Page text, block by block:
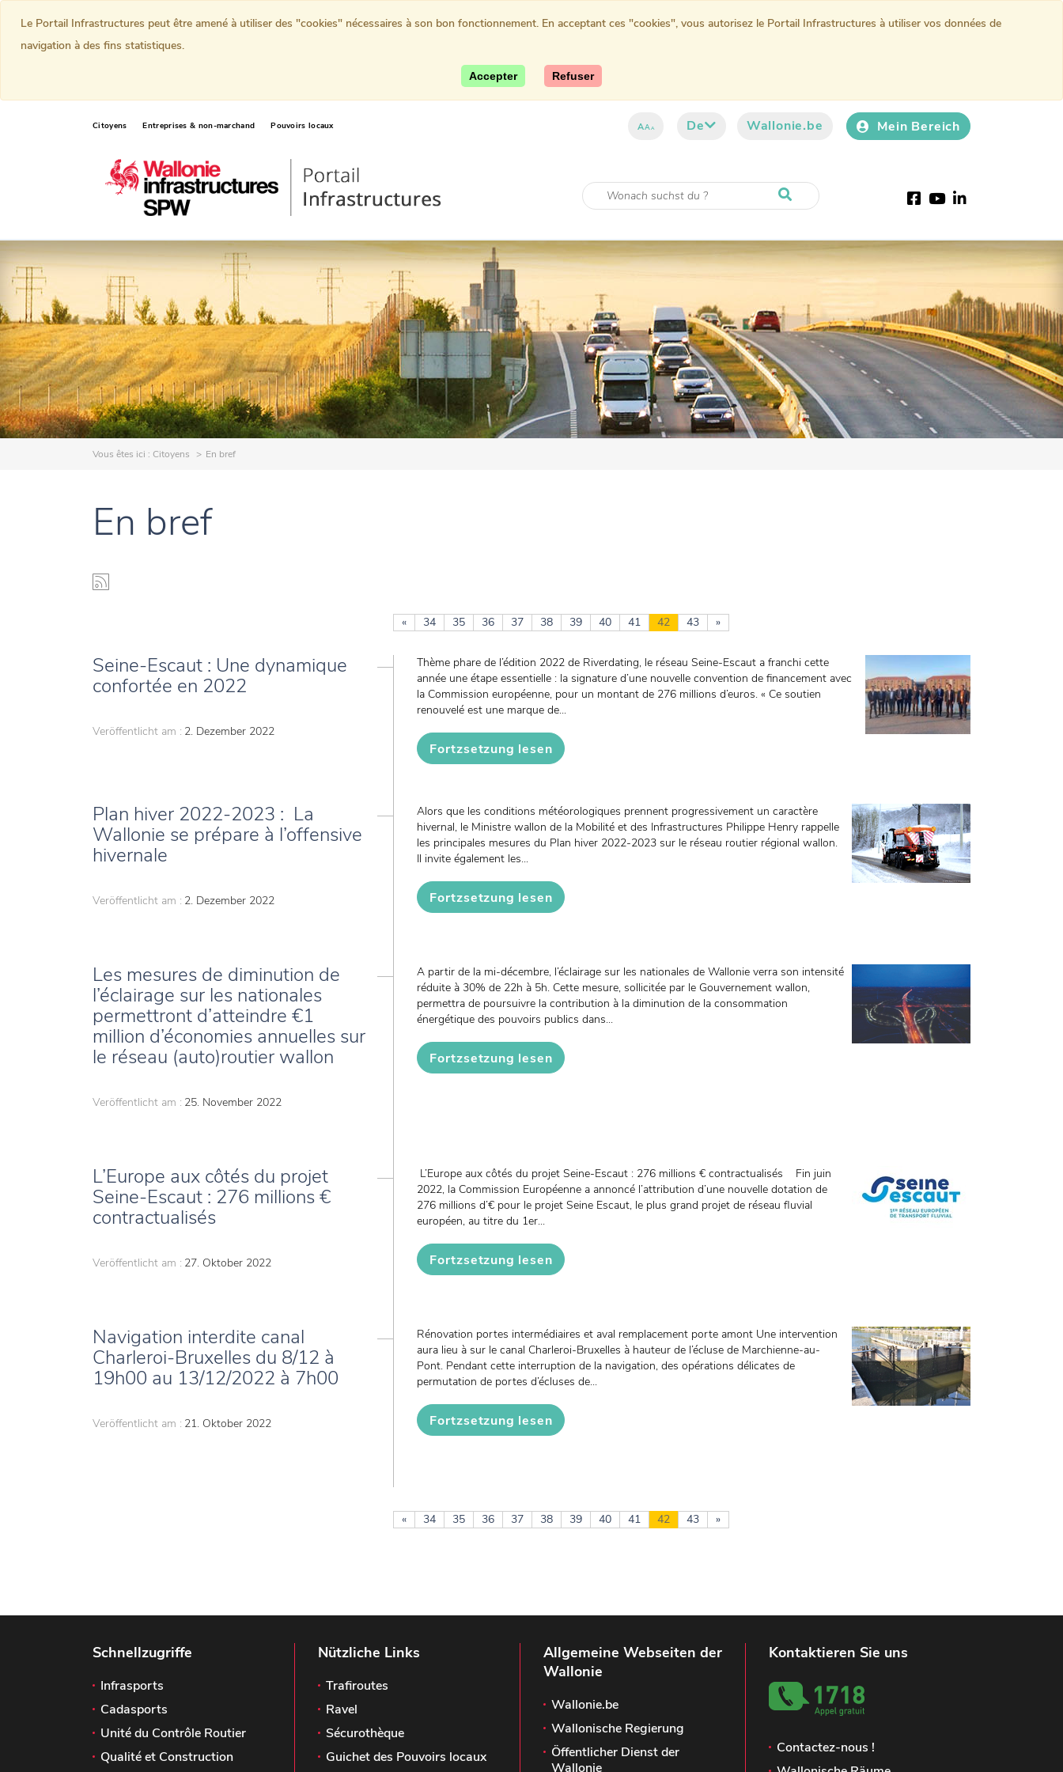
Citoyens Entreprises & non-marchand Pouvoirs locaux AAA De Wallonie.be Mein Bereich
Facebook
YoutubeLinkedIn
Vous êtes ici : Citoyens En bref
En bref
« 34 35 36 37 38 39 40 41 42 43 »
Seine-Escaut : Une dynamique
confortée en 2022
Veröffentlicht am : 2. Dezember 2022
Thème phare de l’édition 2022 de Riverdating, le réseau Seine-Escaut a franchi cette
année une étape essentielle : la signature d’une nouvelle convention de financement avec
la Commission européenne, pour un montant de 276 millions d’euros. « Ce soutien
renouvelé est une marque de...
Fortzsetzung lesen
Plan hiver 2022-2023 : La
Wallonie se prépare à l’offensive
hivernale
Veröffentlicht am : 2. Dezember 2022
Alors que les conditions météorologiques prennent progressivement un caractère
hivernal, le Ministre wallon de la Mobilité et des Infrastructures Philippe Henry rappelle
les principales mesures du Plan hiver 2022-2023 sur le réseau routier régional wallon.
Il invite également les...
Fortzsetzung lesen
Les mesures de diminution de
l’éclairage sur les nationales
permettront d’atteindre €1
million d’économies annuelles sur
le réseau (auto)routier wallon
Veröffentlicht am : 25. November 2022
A partir de la mi-décembre, l’éclairage sur les nationales de Wallonie verra son intensité
réduite à 30% de 22h à 5h. Cette mesure, sollicitée par le Gouvernement wallon,
permettra de poursuivre la contribution à la diminution de la consommation
énergétique des pouvoirs publics dans...
Fortzsetzung lesen
L’Europe aux côtés du projet
Seine-Escaut : 276 millions €
contractualisés
Veröffentlicht am : 27. Oktober 2022
L’Europe aux côtés du projet Seine-Escaut : 276 millions € contractualisés Fin juin
2022, la Commission Européenne a annoncé l’attribution d’une nouvelle dotation de
276 millions d’€ pour le projet Seine Escaut, le plus grand projet de réseau fluvial
européen, au titre du 1er...
Fortzsetzung lesen
Navigation interdite canal
Charleroi-Bruxelles du 8/12 à
19h00 au 13/12/2022 à 7h00
Veröffentlicht am : 21. Oktober 2022
Rénovation portes intermédiaires et aval remplacement porte amont Une intervention
aura lieu à sur le canal Charleroi-Bruxelles à hauteur de l’écluse de Marchienne-au-
Pont. Pendant cette interruption de la navigation, des opérations délicates de
permutation de portes d’écluses de...
Fortzsetzung lesen
« 34 35 36 37 38 39 40 41 42 43 »
Schnellzugriffe
Infrasports
Cadasports
Unité du Contrôle Routier
Qualité et Construction
Nützliche Links
Trafiroutes
Ravel
Sécurothèque
Guichet des Pouvoirs locaux
Allgemeine Webseiten der
Wallonie
Wallonie.be
Wallonische Regierung
Öffentlicher Dienst der
Wallonie
Kontaktieren Sie uns
Contactez-nous !
Le Portail Infrastructures peut être amené à utiliser des "cookies" nécessaires à son bon fonctionnement. En acceptant ces "cookies", vous autorisez le Portail Infrastructures à utiliser vos données de
navigation à des fins statistiques.
Accepter Refuser